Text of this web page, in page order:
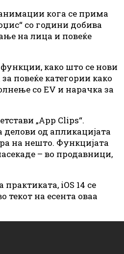
кога се прима
со години добива
на лица и повеќе
како што се нови
повеќе категории како
со EV и нарачка за
„App Clips“.
делови од апликацијата
на нешто. Функцијата
– во продавници,
iOS 14 се
текот на есента оваа